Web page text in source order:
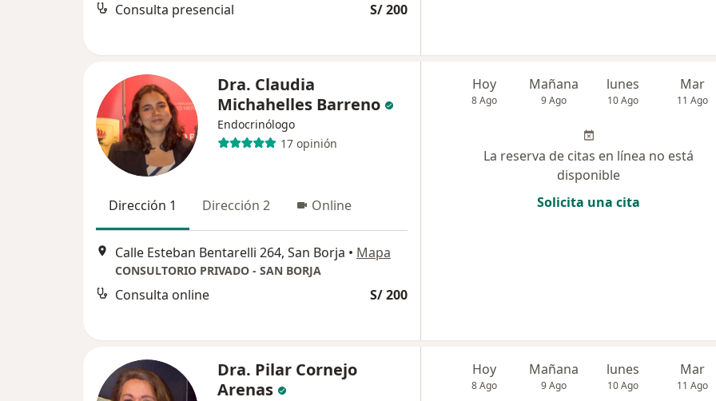
Consulta presencial S/ 200
Dra. Claudia
Michahelles Barreno
Endocrinólogo
17 opinión
Dirección 1 Dirección 2 Online
Calle Esteban Bentarelli 264, San Borja • Mapa
CONSULTORIO PRIVADO - SAN BORJA
Consulta online S/ 200
Hoy
8 Ago
Mañana
9 Ago
lunes
10 Ago
Mar
11 Ago
La reserva de citas en línea no está
disponible
Solicita una cita
Dra. Pilar Cornejo
Arenas
Hoy
8 Ago
Mañana
9 Ago
lunes
10 Ago
Mar
11 Ago